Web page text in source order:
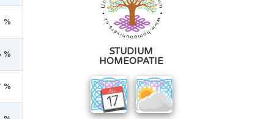
%
%
%
STUDIUM
HOMEOPATIE